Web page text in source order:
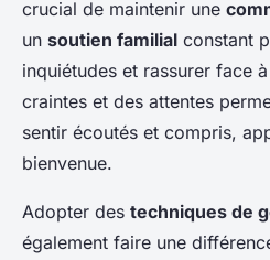
crucial de maintenir une
un soutien familial constant
inquiétudes et rassurer face
craintes et des attentes
sentir écoutés et compris,
bienvenue.
Adopter des techniques de
également faire une